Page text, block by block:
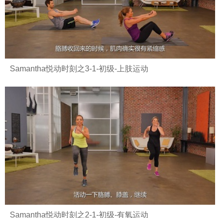
Samantha悦动时刻之3-1-初级-上肢运动
Samantha悦动时刻之2-1-初级-有氧运动